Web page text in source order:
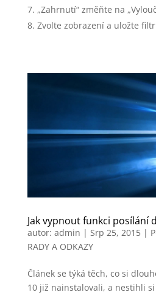
„Zahrnutí“ změňte na
Zvolte zobrazení a uložte filtr
Jak vypnout funkci posílání
autor: admin | Srp 25, 2015|
RADY A ODKAZY
Článek se týká těch, co si
10 již nainstalovali, a nestihli